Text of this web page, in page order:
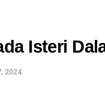
Isteri
2024